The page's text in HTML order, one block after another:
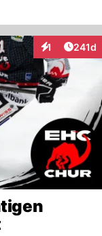
1
Interaktionen
241d